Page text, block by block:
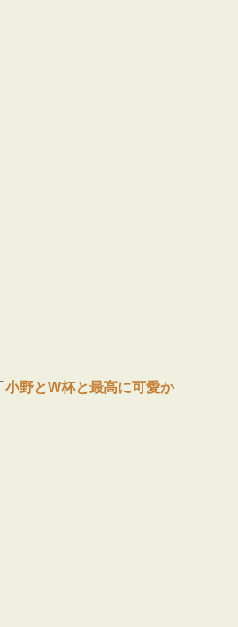
小野とW杯と最高に可愛か